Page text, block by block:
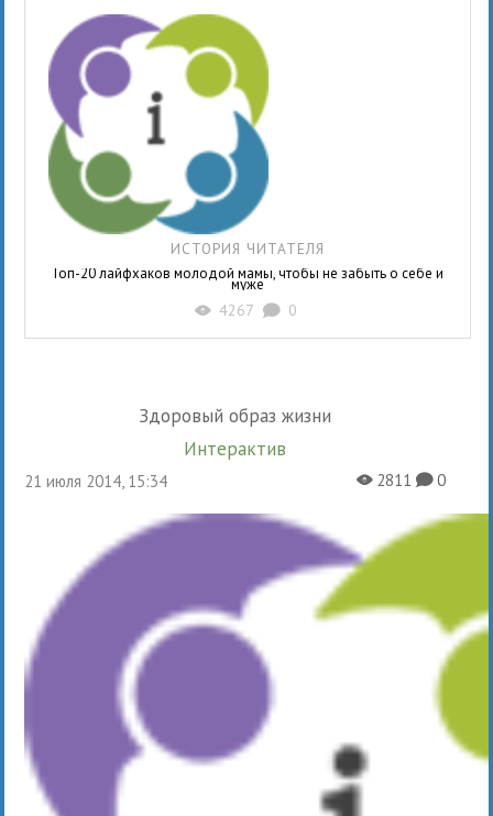
ИСТОРИЯ ЧИТАТЕЛЯ
Топ-20 лайфхаков молодой мамы, чтобы не забыть о себе и
муже
X 4267 K 0
Здоровый образ жизни
Интерактив
21 июля 2014, 15:34 X2811K0